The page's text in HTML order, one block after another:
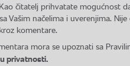
čitatelj prihvatate mogućnost
Vašim načelima i uverenjima.
komentare.
mora se upoznati sa
privatnosti.